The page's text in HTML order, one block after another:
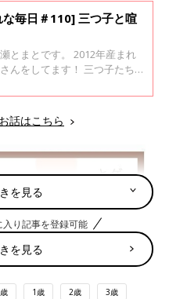
毎日＃110] 三つ子と喧
とまとです。 2012年産まれ
んをしてます！ 三つ子たちと
三つ子は意外にも楽しそ
したが、それは最初の1ヶ月
GW明けからの自宅学習が始
にも行けず、そして大好きな
。ずっと家にいて毎日勉強だ
トレスもだんだん溜まってき
話はこちら
を見る
り記事を登録可能
を見る
1歳 2歳 3歳